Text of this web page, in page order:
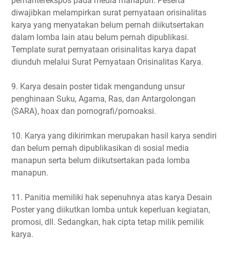
diwajibkan melampirkan surat pernyataan orisinalitas
karya yang menyatakan belum pernah diikutsertakan
dalam lomba lain atau belum pernah dipublikasi.
Template surat pernyataan orisinalitas karya dapat
diunduh melalui Surat Pernyataan Orisinalitas Karya.
9. Karya desain poster tidak mengandung unsur
penghinaan Suku, Agama, Ras, dan Antargolongan
(SARA), hoax dan pornografi/pornoaksi.
10. Karya yang dikirimkan merupakan hasil karya sendiri
dan belum pernah dipublikasikan di sosial media
manapun serta belum diikutsertakan pada lomba
manapun.
11. Panitia memiliki hak sepenuhnya atas karya Desain
Poster yang diikutkan lomba untuk keperluan kegiatan,
promosi, dll. Sedangkan, hak cipta tetap milik pemilik
karya.